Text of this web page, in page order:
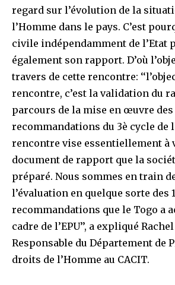
regard sur l’évolution de la
l’Homme dans le pays. C’est
civile indépendamment de l’Etat
également son rapport. D’où
travers de cette rencontre:
rencontre, c’est la validation du
parcours de la mise en œuvre des
recommandations du 3è cycle de
rencontre vise essentiellement à
document de rapport que la
préparé. Nous sommes en train
l’évaluation en quelque sorte des
recommandations que le Togo a
cadre de l’EPU’’, a expliqué
Responsable du Département de
droits de l’Homme au CACIT.